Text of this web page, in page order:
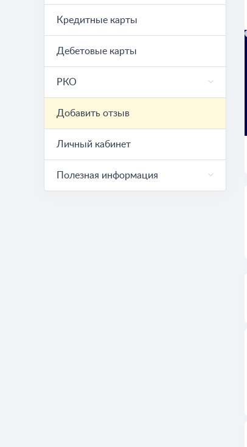
Кредитные карты
Дебетовые карты
РКО
Добавить отзыв
Личный кабинет
Полезная информация